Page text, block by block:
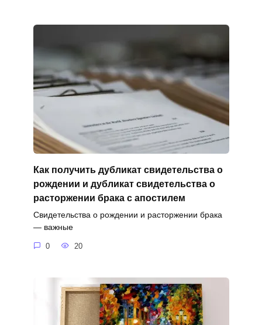
Как получить дубликат свидетельства о
рождении и дубликат свидетельства о
расторжении брака с апостилем
Свидетельства о рождении и расторжении брака
— важные
0 20